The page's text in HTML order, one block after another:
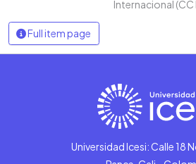
Internacional
Full item page
Universidad Icesi: Calle 18